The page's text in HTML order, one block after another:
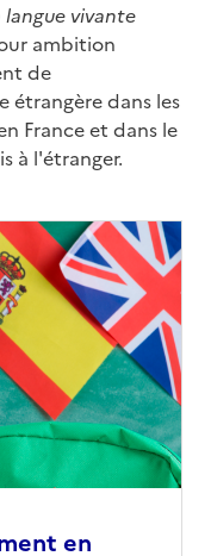
vivante
ambition
de
étrangère dans les
France et dans le
à l'étranger.
en